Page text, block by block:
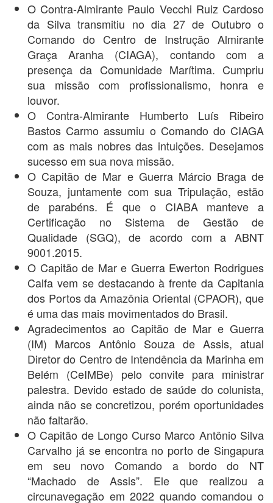
O Contra-Almirante Paulo Vecchi Ruiz Cardoso
da Silva transmitiu no dia 27 de Outubro o
Comando do Centro de Instrução Almirante
Graça Aranha (CIAGA), contando com a
presença da Comunidade Marítima. Cumpriu
sua missão com profissionalismo, honra e
louvor.
O Contra-Almirante Humberto Luís Ribeiro
Bastos Carmo assumiu o Comando do CIAGA
com as mais nobres das intuições. Desejamos
sucesso em sua nova missão.
O Capitão de Mar e Guerra Márcio Braga de
Souza, juntamente com sua Tripulação, estão
de parabéns. É que o CIABA manteve a
Certificação no Sistema de Gestão de
Qualidade (SGQ), de acordo com a ABNT
9001.2015.
O Capitão de Mar e Guerra Ewerton Rodrigues
Calfa vem se destacando à frente da Capitania
dos Portos da Amazônia Oriental (CPAOR), que
é uma das mais movimentados do Brasil.
Agradecimentos ao Capitão de Mar e Guerra
(IM) Marcos Antônio Souza de Assis, atual
Diretor do Centro de Intendência da Marinha em
Belém (CeIMBe) pelo convite para ministrar
palestra. Devido estado de saúde do colunista,
ainda não se concretizou, porém oportunidades
não faltarão.
O Capitão de Longo Curso Marco Antônio Silva
Carvalho já se encontra no porto de Singapura
em seu novo Comando a bordo do NT
“Machado de Assis”. Ele que realizou a
circunavegação em 2022 quando comandou o